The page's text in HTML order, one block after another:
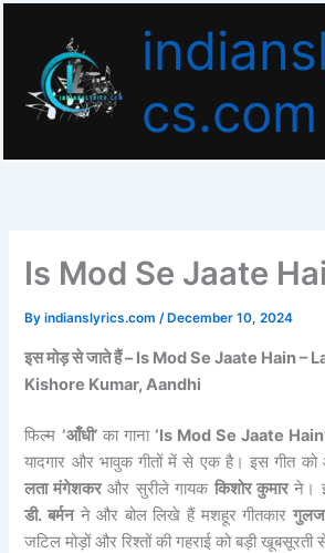
content
cs.com
Is Mod Se Jaate
Byindianslyrics.com/ December 10, 2024
इस मोड़ से जाते हैं –Is Mod Se Jaate Hain –
Kishore Kumar, Aandhi
फिल्म ‘आँधी’का गाना ‘Is Mod Se Jaate
यादगार और भावुक गीतों में से एक है। इस गीत को
लता मंगेशकरऔर सुरीले गायक किशोर कुमारने।
डी. बर्मनने और बोल लिखे हैं मशहूर गीतकार
जटिल मोड़ों और रिश्तों की गहराई को बड़ी खूबसूरती